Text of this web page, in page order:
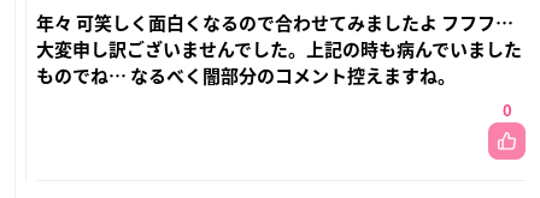
年々 可笑しく面白くなるので合わせてみましたよ フフフ…
大変申し訳ございませんでした。上記の時も病んでいました
ものでね… なるべく闇部分のコメント控えますね。
0